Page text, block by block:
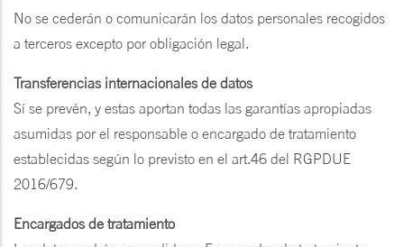
No se cederán o comunicarán los datos personales recogidos
a terceros excepto por obligación legal.
Transferencias internacionales de datos
Sí se prevén, y estas aportan todas las garantías apropiadas
asumidas por el responsable o encargado de tratamiento
establecidas según lo previsto en el art.46 del RGPDUE
2016/679.
Encargados de tratamiento